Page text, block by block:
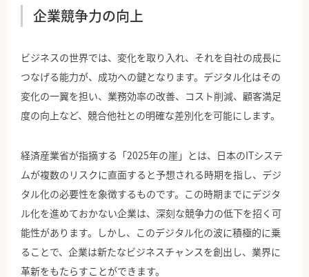
企業競争力の向上
ビジネスの世界では、変化を取り入れ、それを自社の成長に
つなげる能力が、成功への鍵となります。デジタル化はその
変化の一翼を担い、業務効率の改善、コスト削減、顧客満足
度の向上など、競合他社との明確な差別化を可能にします。
経済産業省が指摘する「2025年の崖」とは、日本のITシステ
ムが複数のリスクに直面すると予想される時期を指し、デジ
タル化の必要性を象徴するものです。この時期までにデジタ
ル化を進めておかない企業は、深刻な競争力の低下を招く可
能性があります。しかし、このデジタル化の波に積極的に乗
ることで、企業は新たなビジネスチャンスを創出し、業界に
革新をもたらすことができます。